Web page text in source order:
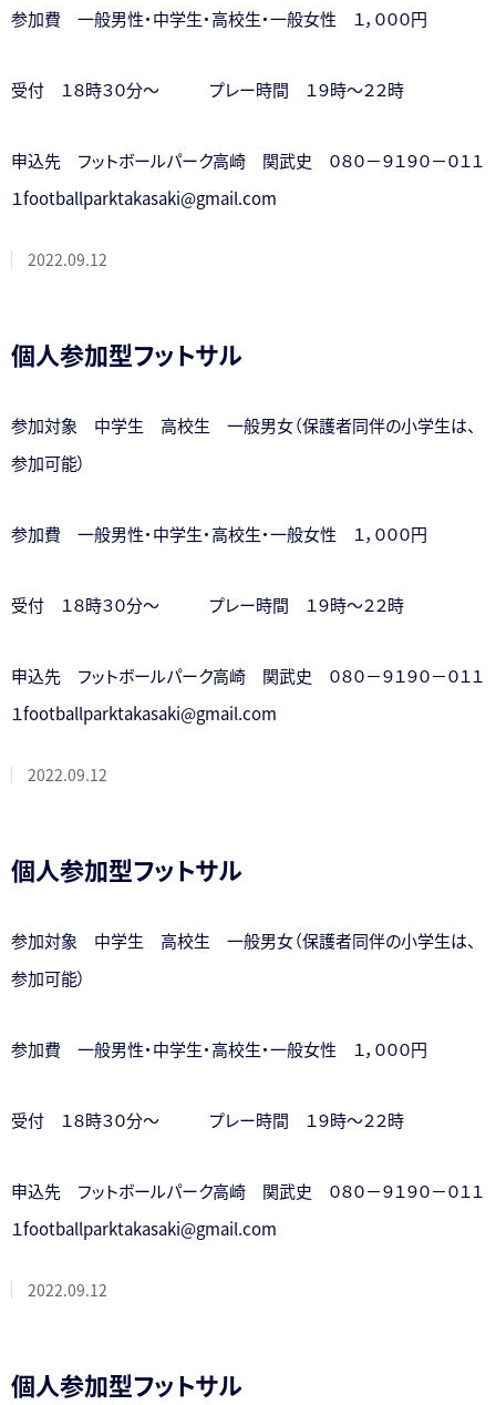
参加費 一般男性・中学生・高校生・一般女性 １，０００円
受付 １８時３０分～ プレー時間 １９時～２２時
申込先 フットボールパーク高崎 関武史 ０８０－９１９０－０１１
１footballparktakasaki@gmail.com
2022.09.12
個人参加型フットサル
参加対象 中学生 高校生 一般男女（保護者同伴の小学生は、
参加可能）
参加費 一般男性・中学生・高校生・一般女性 １，０００円
受付 １８時３０分～ プレー時間 １９時～２２時
申込先 フットボールパーク高崎 関武史 ０８０－９１９０－０１１
１footballparktakasaki@gmail.com
2022.09.12
個人参加型フットサル
参加対象 中学生 高校生 一般男女（保護者同伴の小学生は、
参加可能）
参加費 一般男性・中学生・高校生・一般女性 １，０００円
受付 １８時３０分～ プレー時間 １９時～２２時
申込先 フットボールパーク高崎 関武史 ０８０－９１９０－０１１
１footballparktakasaki@gmail.com
2022.09.12
個人参加型フットサル